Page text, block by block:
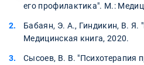
его профилактика". М.:
Бабаян, Э. А., Гиндикин, В. Я.
Медицинская книга, 2020.
Сысоев, В. В. "Психотерапия